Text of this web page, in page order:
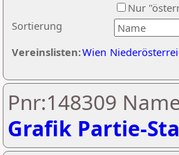
Sortierung
Nur
Vereinslisten:Wien
Pnr:148309
Grafik Partie-